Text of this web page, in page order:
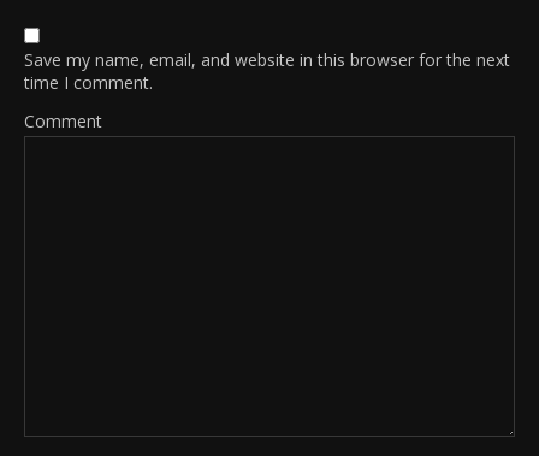
Save my name, email, and website in this browser for the next
time I comment.
Comment